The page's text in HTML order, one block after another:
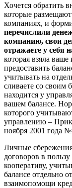
Хочется обратить
которые
компаниях, и
перечислили
компанию, свои
отражаете у себя
которая взяла
предоставить
учитывать на
сливаете со своим
находится у
вашем балансе.
которого
управлению –
ноября 2001 года
Личные
договоров в
кооперативу,
балансе отдельно
взаимопомощи